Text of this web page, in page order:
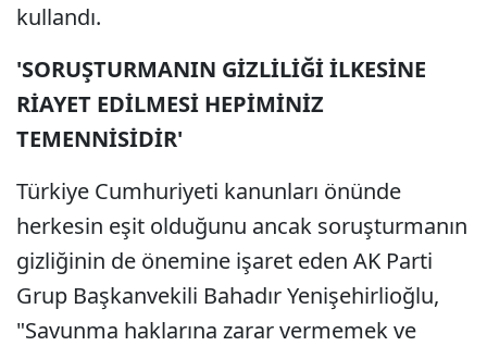
kullandı.
'SORUŞTURMANIN GİZLİLİĞİ İLKESİNE
RİAYET EDİLMESİ HEPİMİNİZ
TEMENNİSİDİR'
Türkiye Cumhuriyeti kanunları önünde
herkesin eşit olduğunu ancak soruşturmanın
gizliğinin de önemine işaret eden AK Parti
Grup Başkanvekili Bahadır Yenişehirlioğlu,
"Savunma haklarına zarar vermemek ve